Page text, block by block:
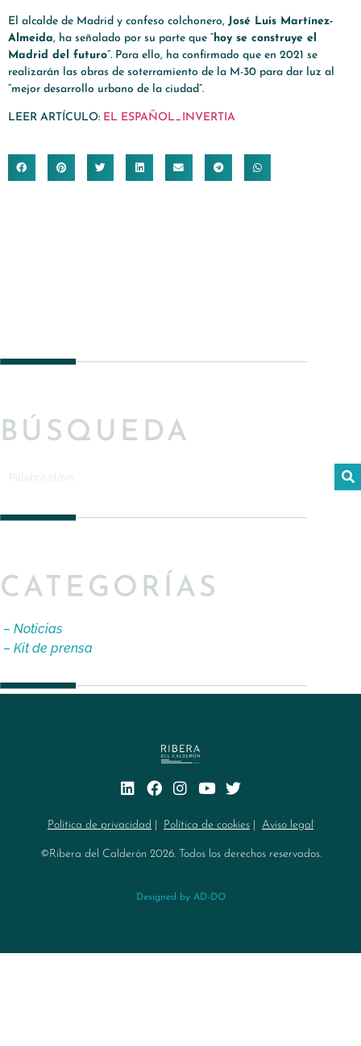
El alcalde de Madrid y confeso colchonero, José Luis Martínez-
Almeida, ha señalado por su parte que “ hoy se construye el
Madrid del futuro”. Para ello, ha confirmado que en 2021 se
realizarán las obras de soterramiento de la M-30 para dar luz al
“mejor desarrollo urbano de la ciudad”.
LEER ARTÍCULO: EL ESPAÑOL_INVERTIA
BÚSQUEDA
CATEGORÍAS
– Noticias
– Kit de prensa
Política de privacidad Política de cookies Aviso legal
©Ribera del Calderón 2026. Todos los derechos reservados.
Designed by AD-DO